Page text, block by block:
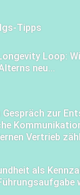
Tipps
Loop:
neu...
Gespräch zur
Vertrieb
als